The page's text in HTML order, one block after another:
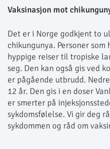
Vaksinasjon mot
Det er i Norge godkjent to
chikungunya. Personer
hyppige reiser til tropiske
seg. Den kan også gis ved
er pågående utbrudd.
12 år. Den gis i en doser
er smerter på
sykdomsfølelse. Vi gir deg
sykdommen og råd om